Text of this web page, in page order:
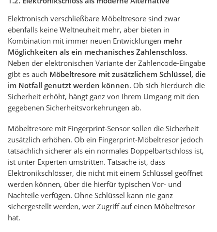
Elektronisch verschließbare Möbeltresore sind zwar
ebenfalls keine Weltneuheit mehr, aber bieten in
Kombination mit immer neuen Entwicklungen mehr
Möglichkeiten als ein mechanisches Zahlenschloss.
Neben der elektronischen Variante der Zahlencode-Eingabe
gibt es auch Möbeltresore mit zusätzlichem Schlüssel, die
im Notfall genutzt werden können. Ob sich hierdurch die
Sicherheit erhöht, hängt ganz von Ihrem Umgang mit den
gegebenen Sicherheitsvorkehrungen ab.
Möbeltresore mit Fingerprint-Sensor sollen die Sicherheit
zusätzlich erhöhen. Ob ein Fingerprint-Möbeltresor jedoch
tatsächlich sicherer als ein normales Doppelbartschloss ist,
ist unter Experten umstritten. Tatsache ist, dass
Elektronikschlösser, die nicht mit einem Schlüssel geöffnet
werden können, über die hierfür typischen Vor- und
Nachteile verfügen. Ohne Schlüssel kann nie ganz
sichergestellt werden, wer Zugriff auf einen Möbeltresor
hat.